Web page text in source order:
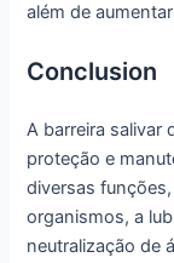
além de
Conclusion
A barreira salivar
proteção e
diversas
organismos, a
neutralização de